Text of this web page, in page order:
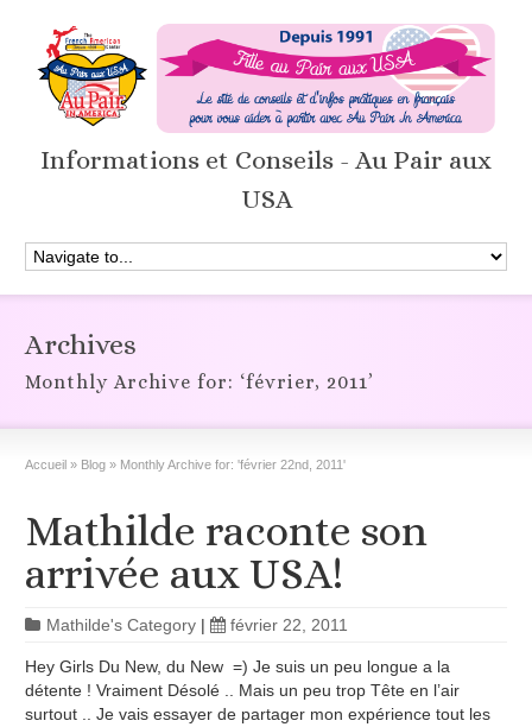
Informations et Conseils - Au Pair aux
USA
Archives
Monthly Archive for: ‘février, 2011’
Accueil » Blog » Monthly Archive for: 'février 22nd, 2011'
Mathilde raconte son
arrivée aux USA!
Mathilde's Category | février 22, 2011
Hey Girls Du New, du New =) Je suis un peu longue a la
détente ! Vraiment Désolé .. Mais un peu trop Tête en l’air
surtout .. Je vais essayer de partager mon expérience tout les